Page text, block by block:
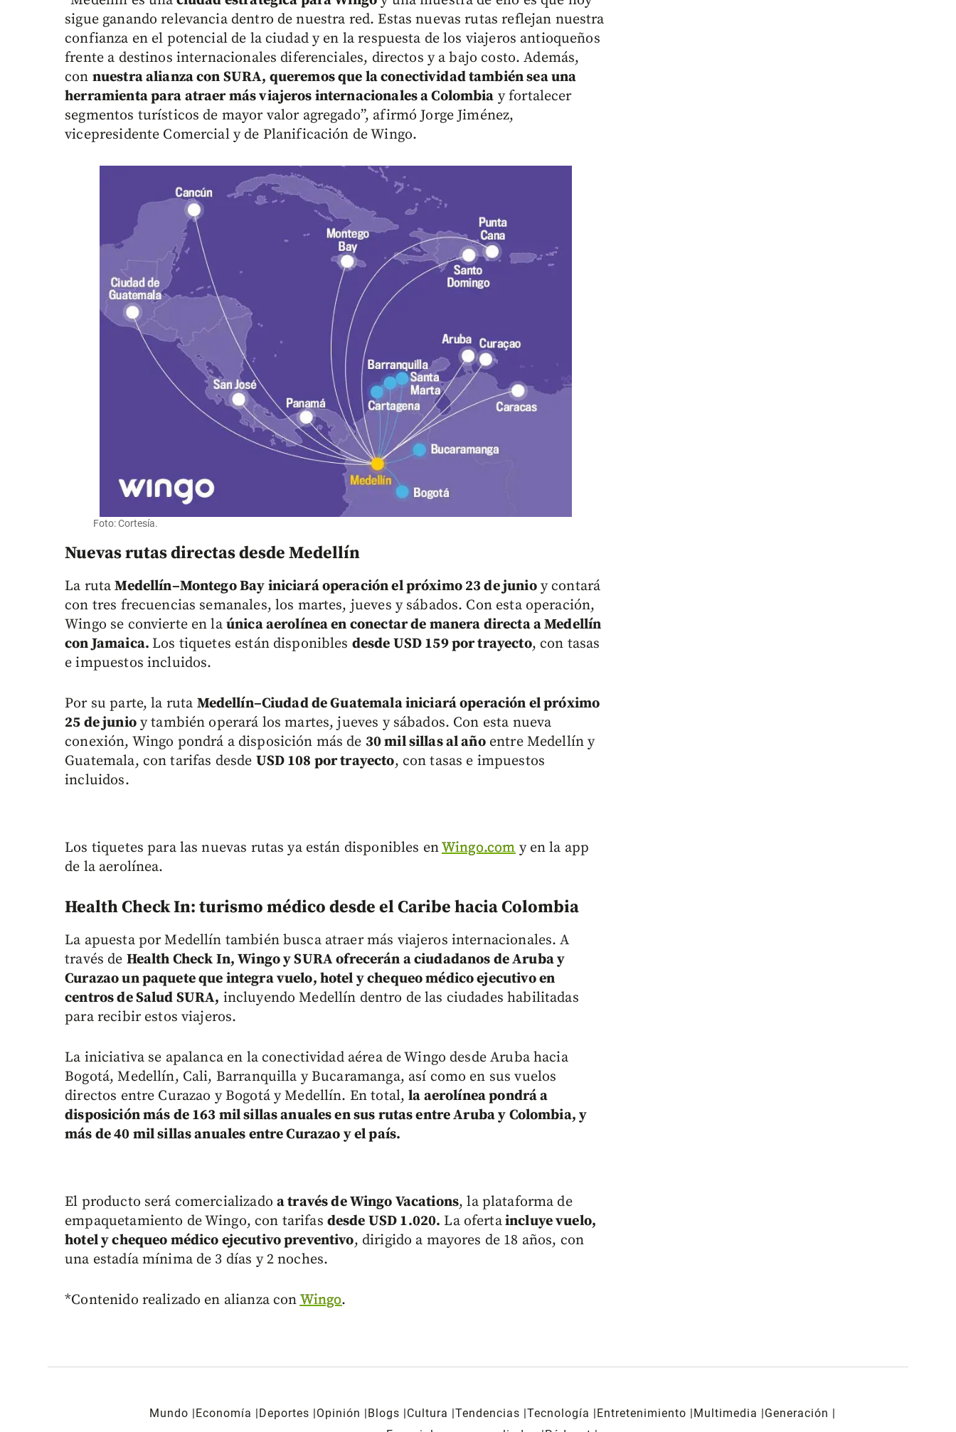
sigue ganando relevancia dentro de nuestra red. Estas nuevas rutas reflejan nuestra
confianza en el potencial de la ciudad y en la respuesta de los viajeros antioqueños
frente a destinos internacionales diferenciales, directos y a bajo costo. Además,
con nuestra alianza con SURA, queremos que la conectividad también sea una
herramienta para atraer más viajeros internacionales a Colombia y fortalecer
segmentos turísticos de mayor valor agregado”, afirmó Jorge Jiménez,
vicepresidente Comercial y de Planificación de Wingo.
Foto: Cortesía.
Nuevas rutas directas desde Medellín
La rutaMedellín–Montego Bay iniciará operación el próximo 23 de junioy contará
con tres frecuencias semanales, los martes, jueves y sábados. Con esta operación,
Wingo se convierte en la única aerolínea en conectar de manera directa a Medellín
con Jamaica.Los tiquetes están disponibles desde USD 159 por trayecto, con tasas
e impuestos incluidos.
Por su parte, la ruta Medellín–Ciudad de Guatemala iniciará operación el próximo
25 de junioy también operará los martes, jueves y sábados. Con esta nueva
conexión, Wingo pondrá a disposición más de 30 mil sillas al añoentre Medellín y
Guatemala, con tarifas desde USD 108 por trayecto, con tasas e impuestos
incluidos.
Los tiquetes para las nuevas rutas ya están disponibles enWingo.com y en la app
de la aerolínea.
Health Check In: turismo médico desde el Caribe hacia Colombia
La apuesta por Medellín también busca atraer más viajeros internacionales. A
través de Health Check In, Wingo y SURA ofrecerán a ciudadanos de Aruba y
Curazao un paquete que integra vuelo, hotel y chequeo médico ejecutivo en
centros de Salud SURA, incluyendo Medellín dentro de las ciudades habilitadas
para recibir estos viajeros.
La iniciativa se apalanca en la conectividad aérea de Wingo desde Aruba hacia
Bogotá, Medellín, Cali, Barranquilla y Bucaramanga, así como en sus vuelos
directos entre Curazao y Bogotá y Medellín. En total,la aerolínea pondrá a
disposición más de 163 mil sillas anuales en sus rutas entre Aruba y Colombia, y
más de 40 mil sillas anuales entre Curazao y el país.
El producto será comercializado a través de Wingo Vacations, la plataforma de
empaquetamiento de Wingo, con tarifas desde USD 1.020. La ofertaincluye vuelo,
hotel y chequeo médico ejecutivo preventivo, dirigido a mayores de 18 años, con
una estadía mínima de 3 días y 2 noches.
*Contenido realizado en alianza con Wingo.
Mundo Economía Deportes Opinión Blogs Cultura Tendencias Tecnología Entretenimiento Multimedia
Generación